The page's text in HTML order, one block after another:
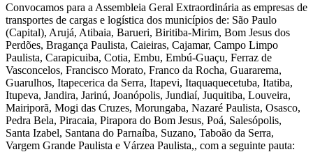
Convocamos para a Assembleia Geral Extraordinária as empresas de
transportes de cargas e logística dos municípios de: São Paulo
(Capital), Arujá, Atibaia, Barueri, Biritiba-Mirim, Bom Jesus dos
Perdões, Bragança Paulista, Caieiras, Cajamar, Campo Limpo
Paulista, Carapicuiba, Cotia, Embu, Embú-Guaçu, Ferraz de
Vasconcelos, Francisco Morato, Franco da Rocha, Guararema,
Guarulhos, Itapecerica da Serra, Itapevi, Itaquaquecetuba, Itatiba,
Itupeva, Jandira, Jarinú, Joanópolis, Jundiaí, Juquitiba, Louveira,
Mairiporã, Mogi das Cruzes, Morungaba, Nazaré Paulista, Osasco,
Pedra Bela, Piracaia, Pirapora do Bom Jesus, Poá, Salesópolis,
Santa Izabel, Santana do Parnaíba, Suzano, Taboão da Serra,
Vargem Grande Paulista e Várzea Paulista,, com a seguinte pauta: